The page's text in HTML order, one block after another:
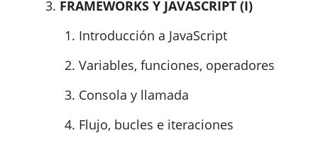
FRAMEWORKS Y JAVASCRIPT (I)
Introducción a JavaScript
Variables, funciones, operadores
Consola y llamada
Flujo, bucles e iteraciones